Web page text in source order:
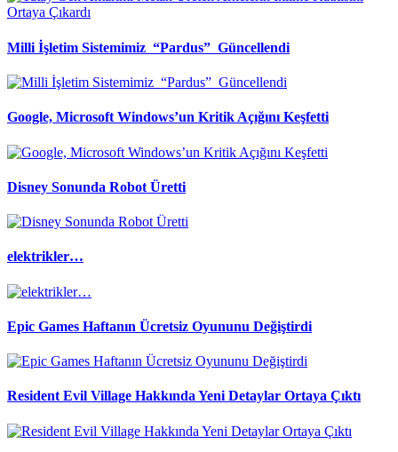
Milli İşletim Sistemimiz “Pardus” Güncellendi
Google, Microsoft Windows’un Kritik Açığını Keşfetti
Disney Sonunda Robot Üretti
elektrikler…
Epic Games Haftanın Ücretsiz Oyununu Değiştirdi
Resident Evil Village Hakkında Yeni Detaylar Ortaya Çıktı